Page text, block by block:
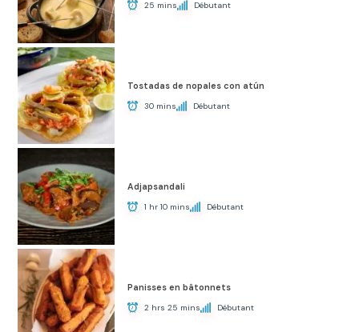
25 mins Débutant
Tostadas de nopales con atún
30 mins Débutant
Adjapsandali
1 hr 10 mins Débutant
Panisses en bâtonnets
2 hrs 25 mins Débutant